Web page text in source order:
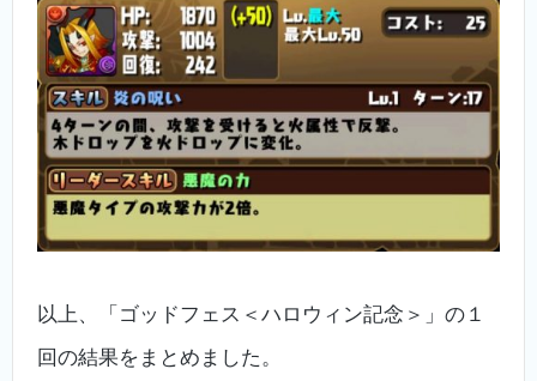
以上、「ゴッドフェス＜ハロウィン記念＞」の１
回の結果をまとめました。